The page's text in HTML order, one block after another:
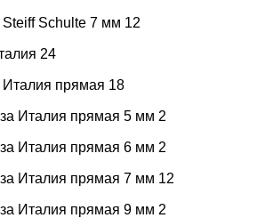
Steiff Schulte 7 мм 12
24
Италия прямая 18
Италия прямая 5 мм 2
Италия прямая 6 мм 2
Италия прямая 7 мм 12
Италия прямая 9 мм 2